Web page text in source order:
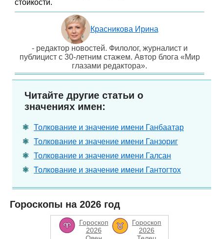
стойкости.
Красникова Ирина
- редактор новостей. Филолог, журналист и
публицист с 30-летним стажем. Автор блога «Мир
глазами редактора».
Читайте другие статьи о
значениях имен:
Толкование и значение имени Ганбаатар
Толкование и значение имени Ганзориг
Толкование и значение имени Галсан
Толкование и значение имени Гантогтох
Гороскопы на 2026 год
Гороскоп
2026
Гороскоп
2026